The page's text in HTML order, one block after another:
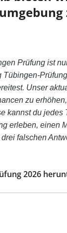
Prüfung ist
Unser
zu
kannst du jedes
erleben, einen
falschen
2026